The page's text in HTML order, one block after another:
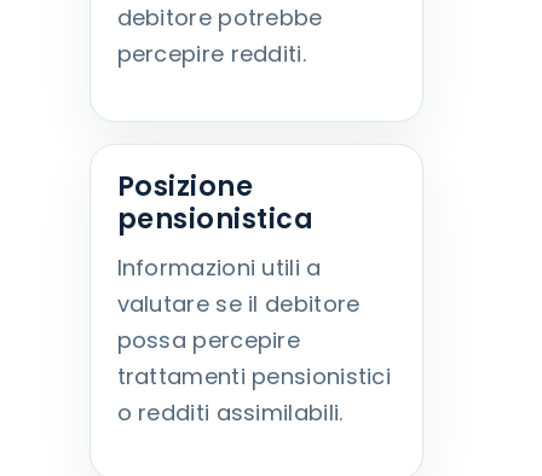
debitore potrebbe
percepire redditi.
Posizione
pensionistica
Informazioni utili a
valutare se il debitore
possa percepire
trattamenti pensionistici
o redditi assimilabili.